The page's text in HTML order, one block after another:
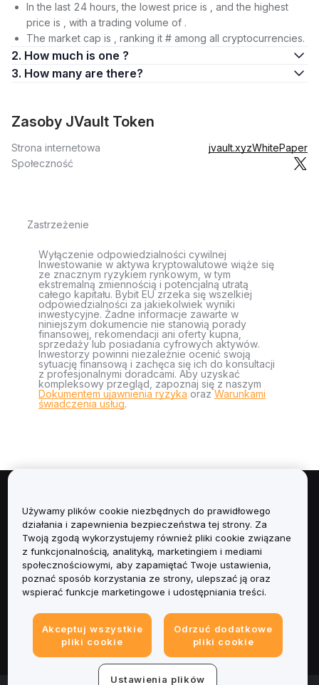
In the last 24 hours, the lowest price is , and the highest
price is , with a trading volume of .
The market cap is , ranking it # among all cryptocurrencies.
2. How much is one ?
3. How many are there?
Zasoby JVault Token
Strona internetowa jvault.xyzWhitePaper
Społeczność
Zastrzeżenie
Wyłączenie odpowiedzialności cywilnej
Inwestowanie w aktywa kryptowalutowe wiąże się
ze znacznym ryzykiem rynkowym, w tym
ekstremalną zmiennością i potencjalną utratą
całego kapitału. Bybit EU zrzeka się wszelkiej
odpowiedzialności za jakiekolwiek wyniki
inwestycyjne. Żadne informacje zawarte w
niniejszym dokumencie nie stanowią porady
finansowej, rekomendacji ani oferty kupna,
sprzedaży lub posiadania cyfrowych aktywów.
Inwestorzy powinni niezależnie ocenić swoją
sytuację finansową i zachęca się ich do konsultacji
z profesjonalnymi doradcami. Aby uzyskać
kompleksowy przegląd, zapoznaj się z naszym
Dokumentem ujawnienia ryzyka orazWarunkami
świadczenia usług.
Informacje
Usługi
Obsługa Klienta
Informacje prawne
Używamy plików cookie niezbędnych do prawidłowego
działania i zapewnienia bezpieczeństwa tej strony. Za
Twoją zgodą wykorzystujemy również pliki cookie związane
z funkcjonalnością, analityką, marketingiem i mediami
społecznościowymi, aby zapamiętać Twoje ustawienia,
poznać sposób korzystania ze strony, ulepszać ją oraz
wspierać funkcje marketingowe i udostępniania treści.
Akceptuj wszystkie
pliki cookie
Odrzuć dodatkowe
pliki cookie
Ustawienia plików